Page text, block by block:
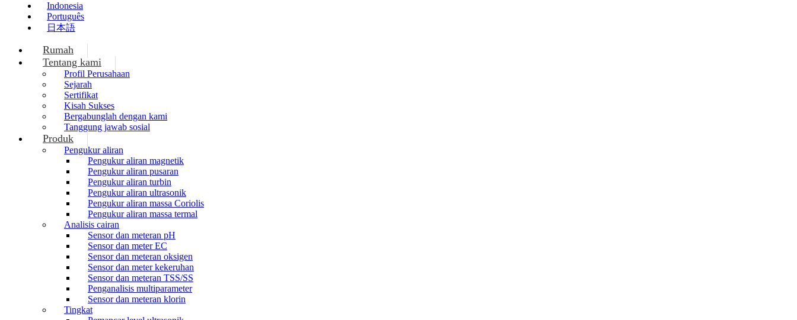
Indonesia
Português
日本語
Rumah
Tentang kami
Profil Perusahaan
Sejarah
Sertifikat
Kisah Sukses
Bergabunglah dengan kami
Tanggung jawab sosial
Produk
Pengukur aliran
Pengukur aliran magnetik
Pengukur aliran pusaran
Pengukur aliran turbin
Pengukur aliran ultrasonik
Pengukur aliran massa Coriolis
Pengukur aliran massa termal
Analisis cairan
Sensor dan meteran pH
Sensor dan meter EC
Sensor dan meteran oksigen
Sensor dan meter kekeruhan
Sensor dan meteran TSS/SS
Penganalisis multiparameter
Sensor dan meteran klorin
Tingkat